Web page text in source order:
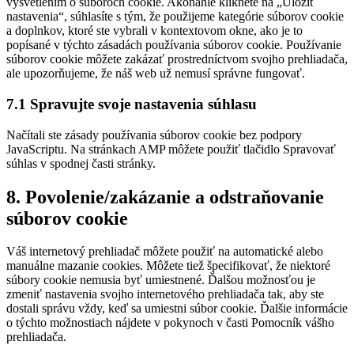
nastavenia“, súhlasíte s tým, že použijeme kategórie súborov cookie
a doplnkov, ktoré ste vybrali v kontextovom okne, ako je to
popísané v týchto zásadách používania súborov cookie. Používanie
súborov cookie môžete zakázať prostredníctvom svojho prehliadača,
ale upozorňujeme, že náš web už nemusí správne fungovať.
7.1 Spravujte svoje nastavenia súhlasu
Načítali ste zásady používania súborov cookie bez podpory
JavaScriptu. Na stránkach AMP môžete použiť tlačidlo Spravovať
súhlas v spodnej časti stránky.
8. Povolenie/zakázanie a odstraňovanie
súborov cookie
Váš internetový prehliadač môžete použiť na automatické alebo
manuálne mazanie cookies. Môžete tiež špecifikovať, že niektoré
súbory cookie nemusia byť umiestnené. Ďalšou možnosťou je
zmeniť nastavenia svojho internetového prehliadača tak, aby ste
dostali správu vždy, keď sa umiestni súbor cookie. Ďalšie informácie
o týchto možnostiach nájdete v pokynoch v časti Pomocník vášho
prehliadača.